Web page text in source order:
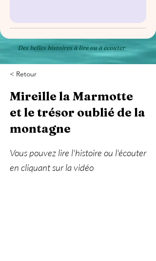
Des belles histoires à lire ou à écouter
< Retour
Mireille la Marmotte
et le trésor oublié de la
montagne
Vous pouvez lire l'histoire ou l'écouter
en cliquant sur la vidéo